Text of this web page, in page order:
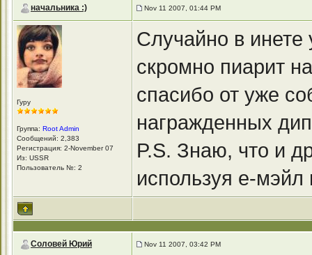
начальника :) Nov 11 2007, 01:44 PM
Гуру
Группа: Root Admin
Сообщений: 2,383
Регистрация: 2-November 07
Из: USSR
Пользователь №: 2
Случайно в инете
скромно пиарит
спасибо от уже
награжденных
P.S. Знаю, что и
используя е-
Соловей Юрий Nov 11 2007, 03:42 PM